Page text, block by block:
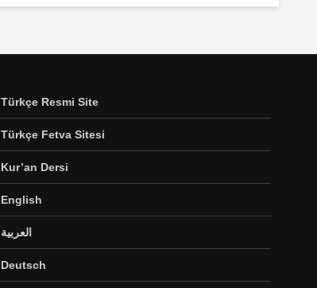
Türkçe Resmi Site
Türkçe Fetva Sitesi
Kur’an Dersi
English
العربية
Deutsch